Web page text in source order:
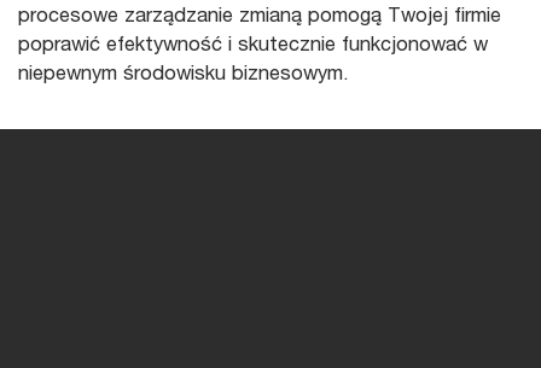
procesowe zarządzanie zmianą pomogą Twojej firmie
poprawić efektywność i skutecznie funkcjonować w
niepewnym środowisku biznesowym.